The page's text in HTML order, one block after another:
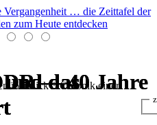
Vergangenheit … die Zeittafel der
zum Heute entdecken
* Chronik einer
und das— 40 Jahre
und das
und das— 40 Jahre
und das